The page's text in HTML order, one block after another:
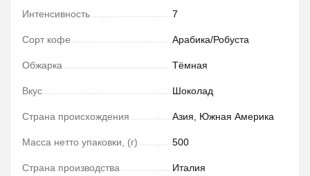
Интенсивность 7
Сорт кофе Арабика/Робуста
Обжарка Тёмная
Вкус Шоколад
Страна происхождения Азия, Южная Америка
Масса нетто упаковки, (г) 500
Страна производства Италия